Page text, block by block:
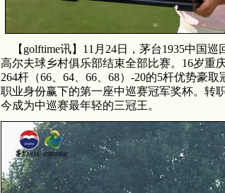
【golftime讯】11月24日，茅台1935中国巡
高尔夫球乡村俱乐部结束全部比赛。16岁重
264杆（66、64、66、68）-20的5杆优势豪
职业身份赢下的第一座中巡赛冠军奖杯。转
今成为中巡赛最年轻的三冠王。